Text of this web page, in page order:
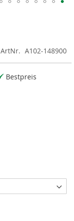
ArtNr. A102-148900
Bestpreis